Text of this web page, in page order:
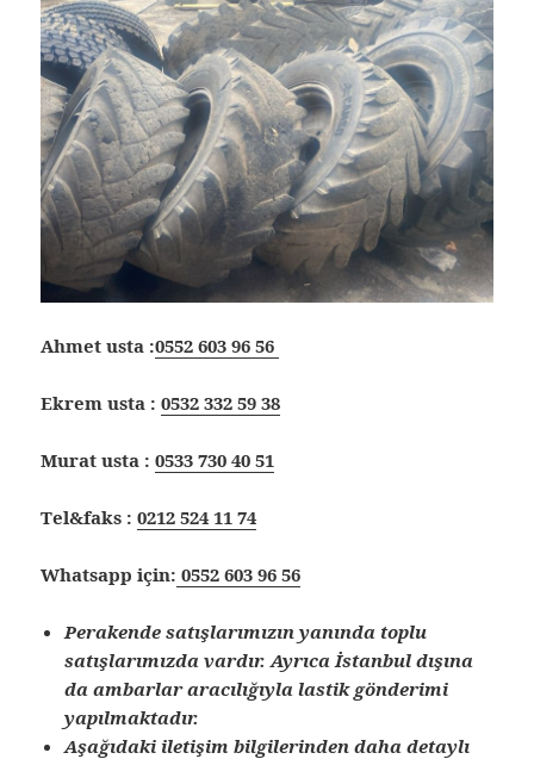
Ahmet usta :0552 603 96 56
Ekrem usta :0532 332 59 38
Murat usta :0533 730 40 51
Tel&faks :0212 524 11 74
Whatsapp için: 0552 603 96 56
Perakende satışlarımızın yanında toplu
satışlarımızda vardır. Ayrıca İstanbul dışına
da ambarlar aracılığıyla lastik gönderimi
yapılmaktadır.
Aşağıdaki iletişim bilgilerinden daha detaylı